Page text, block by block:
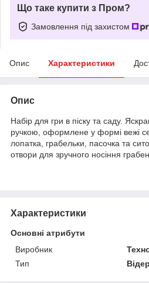
Що таке купити з Пром?
Замовлення під захистом
Опис Характеристики
Опис
Набір для гри в піску та саду.
ручкою, оформлене у формі вежі
лопатка, грабельки, пасочка та
отвори для зручного носіння
Характеристики
Основні атрибути
Виробник
Тип